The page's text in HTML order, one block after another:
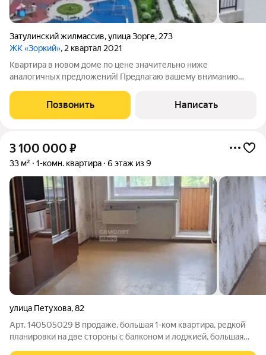
Затулинский жилмассив,улица Зорге, 273
ЖК «Зоркий», 2 квартал 2021
Квартира в новом доме по цене значительно ниже
аналогичных предложений! Предлагаю вашему вниманию
адресу: ул. Зорге, 273. Это отличная возможность приобрести
недвижимость по цене, которая
Позвонить Написать
3 100 000 ₽
33 м² 1-комн. квартира 6 этаж из 9
улица Петухова,82
Арт. 140505029 В продаже, большая 1-ком квартира, редкой
планировки на две стороны с балконом и лоджией, большая